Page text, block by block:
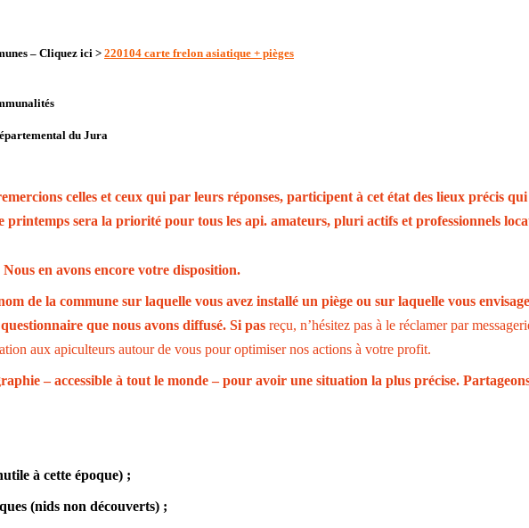
– Cliquez ici > 220104 carte frelon asiatique + pièges
du Jura
celles et ceux qui par leurs réponses, participent à cet état des lieux précis
printemps sera la priorité pour tous les api. amateurs, pluri actifs et professionnels
en avons encore votre disposition.
de la commune sur laquelle vous avez installé un piège ou sur laquelle vous
que nous avons diffusé. Si pas reçu, n’hésitez pas à le réclamerpar
aux apiculteurs autour de vous pour optimiser nos actions à votre profit.
– accessible à tout le monde – pour avoir une situation la plus précise.
à cette époque) ;
(nids non découverts) ;